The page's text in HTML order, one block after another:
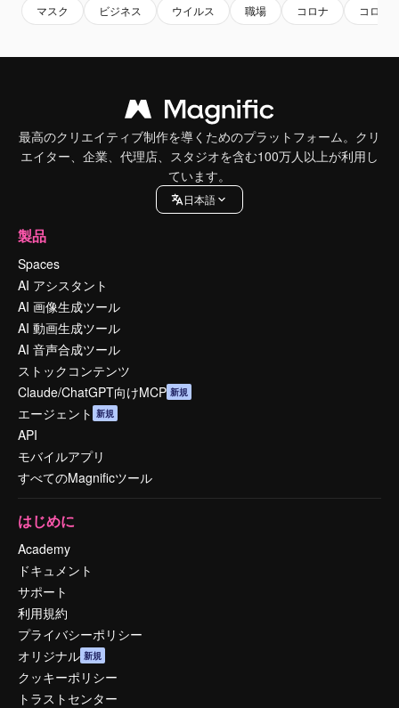
マスク ビジネス ウイルス 職場 コロナ コロナ
最高のクリエイティブ制作を導くためのプラットフォーム。クリ
エイター、企業、代理店、スタジオを含む100万人以上が利用し
ています。
日本語
製品
Spaces
AI アシスタント
AI 画像生成ツール
AI 動画生成ツール
AI 音声合成ツール
ストックコンテンツ
Claude/ChatGPT向けMCP 新規
エージェント 新規
API
モバイルアプリ
すべてのMagnificツール
はじめに
Academy
ドキュメント
サポート
利用規約
プライバシーポリシー
オリジナル 新規
クッキーポリシー
トラストセンター